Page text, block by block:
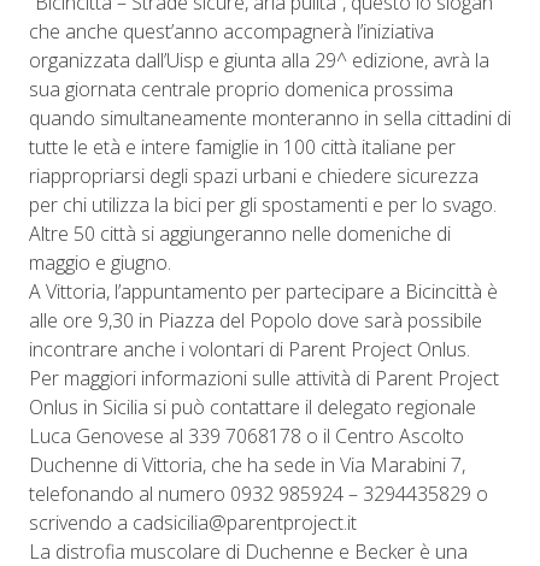
che anche quest’anno accompagnerà l’iniziativa
organizzata dall’Uisp e giunta alla 29^ edizione, avrà la
sua giornata centrale proprio domenica prossima
quando simultaneamente monteranno in sella cittadini di
tutte le età e intere famiglie in 100 città italiane per
riappropriarsi degli spazi urbani e chiedere sicurezza
per chi utilizza la bici per gli spostamenti e per lo svago.
Altre 50 città si aggiungeranno nelle domeniche di
maggio e giugno.
A Vittoria, l’appuntamento per partecipare a Bicincittà è
alle ore 9,30 in Piazza del Popolo dove sarà possibile
incontrare anche i volontari di Parent Project Onlus.
Per maggiori informazioni sulle attività di Parent Project
Onlus in Sicilia si può contattare il delegato regionale
Luca Genovese al 339 7068178 o il Centro Ascolto
Duchenne di Vittoria, che ha sede in Via Marabini 7,
telefonando al numero 0932 985924 – 3294435829 o
scrivendo a cadsicilia@parentproject.it
La distrofia muscolare di Duchenne e Becker è una